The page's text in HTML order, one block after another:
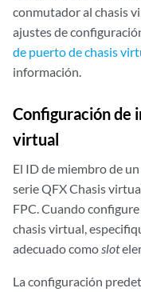
conmutador al chasis
ajustes de
de puerto de chasis
información.
Configuración de
virtual
El ID de miembro de
serie QFX Chasis
FPC. Cuando
chasis virtual,
adecuado comoslot
La configuración